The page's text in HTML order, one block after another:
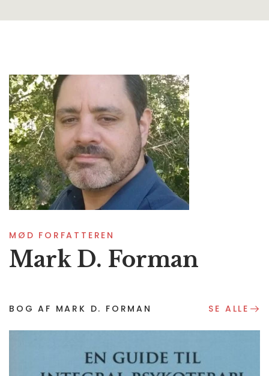
MØD FORFATTEREN
Mark D. Forman
BOG AF MARK D. FORMAN SE ALLE